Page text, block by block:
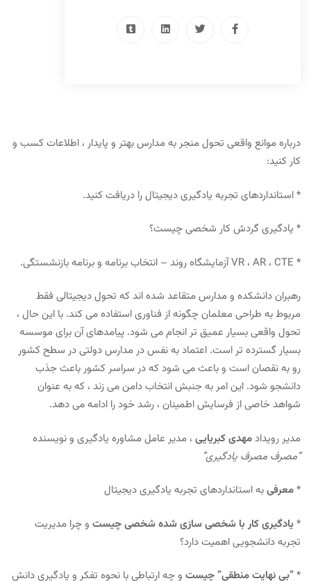
درباره موانع واقعی تحول منجر به مدارس بهتر و پایدار ، اطلاعات کسب و
کار کنید:
* استانداردهای تجربه یادگیری دیجیتال را دریافت کنید.
* یادگیری گردش کار شخصی چیست؟
* VR ، AR ، CTE آزمایشگاه روند – انتخاب برنامه و برنامه بازنشستگی.
رهبران دانشکده و مدارس متقاعد شده اند که تحول دیجیتالی فقط
مربوط به طراحی معلمان چگونه از فناوری استفاده می کند. با این حال ،
تحول واقعی بسیار عمیق تر انجام می شود. پیامدهای آن برای موسسه
بسیار گسترده تر است. اعتماد به نفس در مدارس دولتی در سطح کشور
رو به نقصان است و باعث می شود که در سراسر کشور باعث جذب
دانشجو شود. این امر به جنبش انتخاب دامن می زند ، که به عنوان
شواهد خاصی از فرسایش اطمینان ، رشد خود را ادامه می دهد.
مدیر رویدادمهدی کبریایی ، مدیر عامل مشاوره یادگیری و نویسنده
“مصرف مصرف یادگیری”
*معرفیبه استانداردهای تجربه یادگیری دیجیتال
*یادگیری کار با شخصی سازی شده شخصی چیست و چرا مدیریت
تجربه دانشجویی اهمیت دارد؟
*“بی نهایت منطقی” چیست و چه ارتباطی با نحوه تفکر و یادگیری دانش